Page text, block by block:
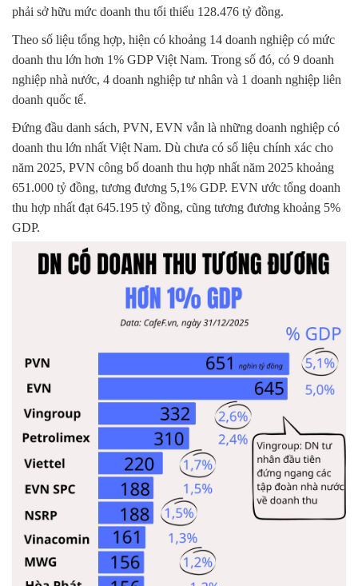
phải sở hữu mức doanh thu tối thiểu 128.476 tỷ đồng.
Theo số liệu tổng hợp, hiện có khoảng 14 doanh nghiệp có mức
doanh thu lớn hơn 1% GDP Việt Nam. Trong số đó, có 9 doanh
nghiệp nhà nước, 4 doanh nghiệp tư nhân và 1 doanh nghiệp liên
doanh quốc tế.
Đứng đầu danh sách, PVN, EVN vẫn là những doanh nghiệp có
doanh thu lớn nhất Việt Nam. Dù chưa có số liệu chính xác cho
năm 2025, PVN công bố doanh thu hợp nhất năm 2025 khoảng
651.000 tỷ đồng, tương đương 5,1% GDP. EVN ước tổng doanh
thu hợp nhất đạt 645.195 tỷ đồng, cũng tương đương khoảng 5%
GDP.